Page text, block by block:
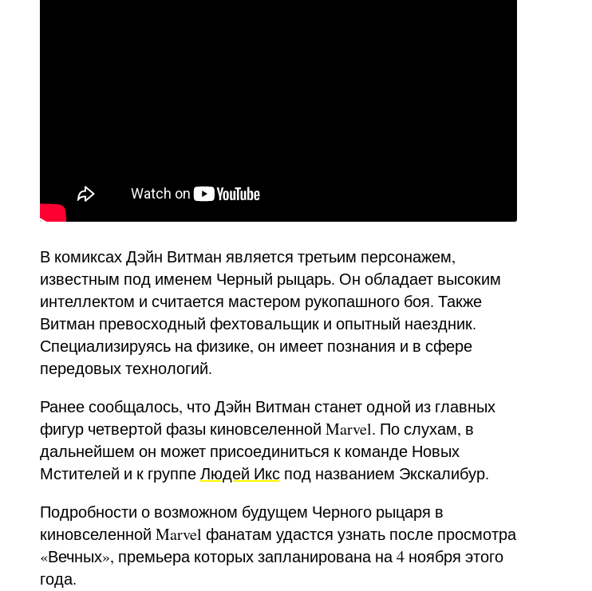
В комиксах Дэйн Витман является третьим персонажем,
известным под именем Черный рыцарь. Он обладает высоким
интеллектом и считается мастером рукопашного боя. Также
Витман превосходный фехтовальщик и опытный наездник.
Специализируясь на физике, он имеет познания и в сфере
передовых технологий.
Ранее сообщалось, что Дэйн Витман станет одной из главных
фигур четвертой фазы киновселенной Marvel. По слухам, в
дальнейшем он может присоединиться к команде Новых
Мстителей и к группеЛюдей Икспод названием Экскалибур.
Подробности о возможном будущем Черного рыцаря в
киновселенной Marvel фанатам удастся узнать после просмотра
«Вечных», премьера которых запланирована на 4 ноября этого
года.